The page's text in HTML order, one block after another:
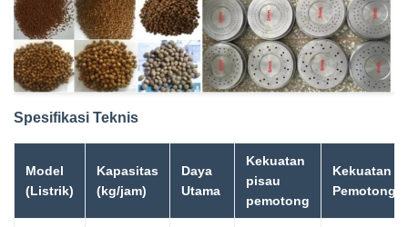
Spesifikasi Teknis
Model
(Listrik)
Kapasitas
(kg/jam)
Daya
Utama
Kekuatan
pisau
pemotong
Kekuatan